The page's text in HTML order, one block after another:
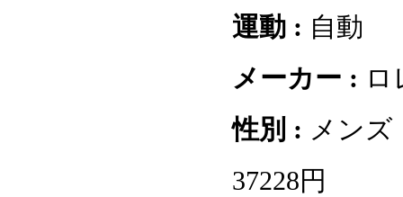
運動 : 自動
メーカー : ロ
性別 : メンズ
37228円